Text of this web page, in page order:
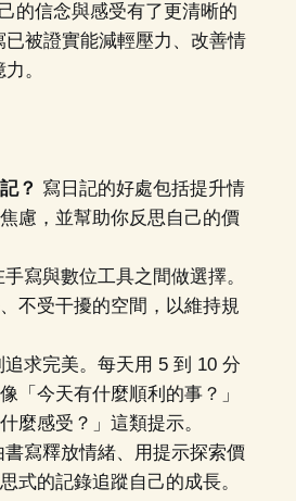
的信念與感受有了更清晰的
被證實能減輕壓力、改善情
。
？ 寫日記的好處包括提升情
慮，並幫助你反思自己的價
手寫與數位工具之間做選擇。
不受干擾的空間，以維持規
追求完美。每天用 5 到 10 分
「今天有什麼順利的事？」
麼感受？」這類提示。
書寫釋放情緒、用提示探索價
式的記錄追蹤自己的成長。